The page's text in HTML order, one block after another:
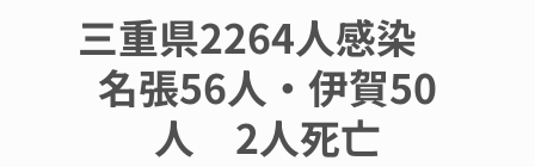
三重県2264人感染
名張56人・伊賀50
人 2人死亡